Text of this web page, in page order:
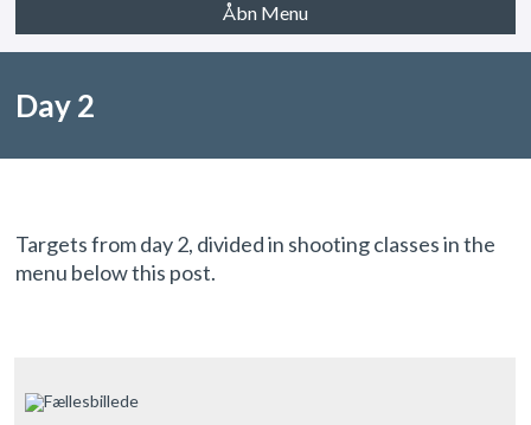
Åbn Menu
Day 2
Targets from day 2, divided in shooting classes in the
menu below this post.